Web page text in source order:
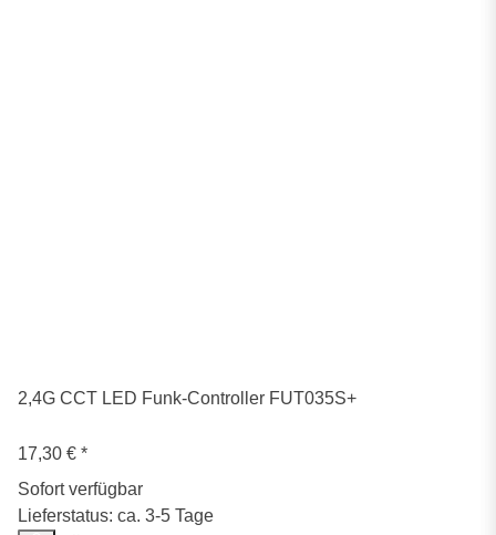
2,4G CCT LED Funk-Controller FUT035S+
17,30 € *
Sofort verfügbar
Lieferstatus: ca. 3-5 Tage